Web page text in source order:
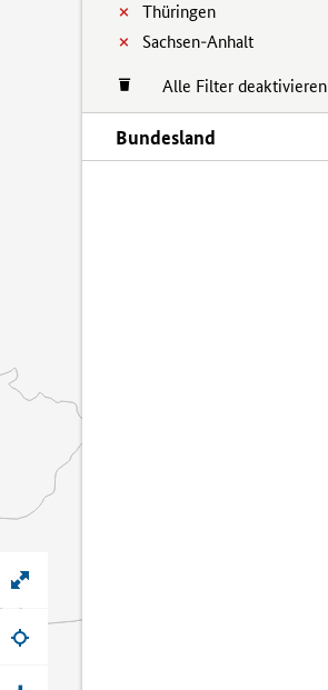
Thüringen
Sachsen-Anhalt
Alle Filter deaktivieren
Bundesland